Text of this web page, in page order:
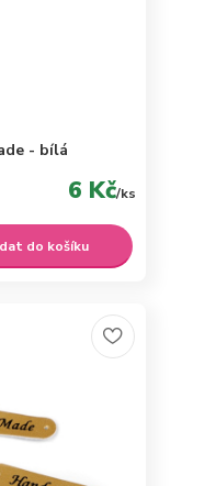
- bílá
6 Kč/ks
do košíku